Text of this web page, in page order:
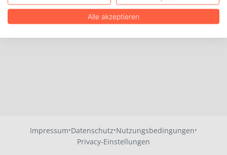
Impressum·Datenschutz·Nutzungsbedingungen·
Privacy-Einstellungen
Alle akzeptieren